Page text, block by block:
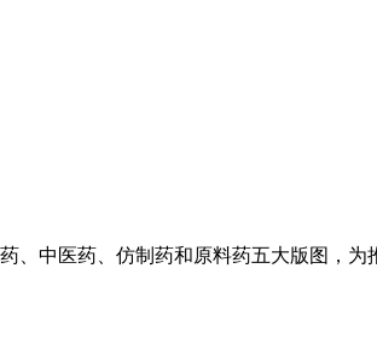
中医药、仿制药和原料药五大版图，为